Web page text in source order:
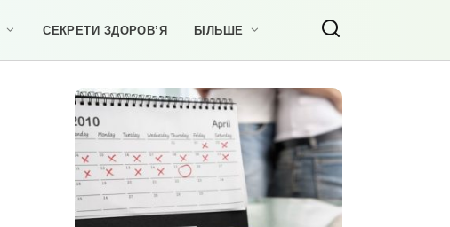
СЕКРЕТИ ЗДОРОВ’Я БІЛЬШЕ